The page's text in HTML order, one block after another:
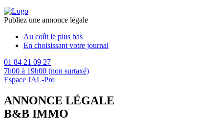
Publiez une annonce légale
Au coût le plus bas
En choisissant votre journal
01 84 21 09 27
7h00 à 19h00 (non surtaxé)
Espace JAL-Pro
ANNONCE LÉGALE
B&B IMMO